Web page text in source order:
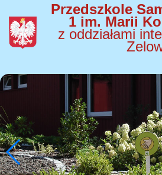
Przedszkole
1 im. Marii
z oddziałami